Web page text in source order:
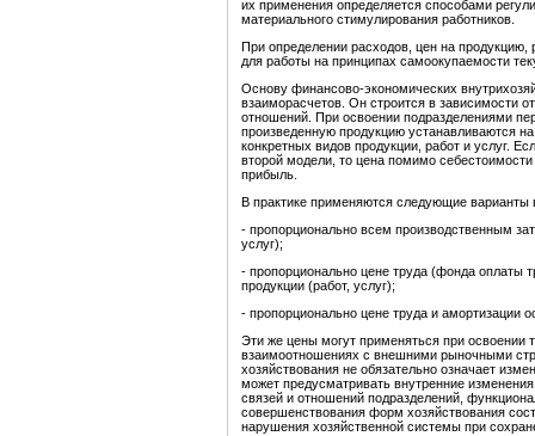
их применения определяется способами
материального стимулирования работников.
При определении расходов, цен на
для работы на принципах самоокупаемости
Основу финансово-экономических
взаиморасчетов. Он строится в зависимости
отношений. При освоении подразделениями
произведенную продукцию устанавливаются
конкретных видов продукции, работ и услуг.
второй модели, то цена помимо
прибыль.
В практике применяются следующие
- пропорционально всем производственным
услуг);
- пропорционально цене труда (фонда оплаты
продукции (работ, услуг);
- пропорционально цене труда и амортизации
Эти же цены могут применяться при освоении
взаимоотношениях с внешними рыночными
хозяйствования не обязательно означает
может предусматривать внутренние
связей и отношений подразделений,
совершенствования форм хозяйствования
нарушения хозяйственной системы при